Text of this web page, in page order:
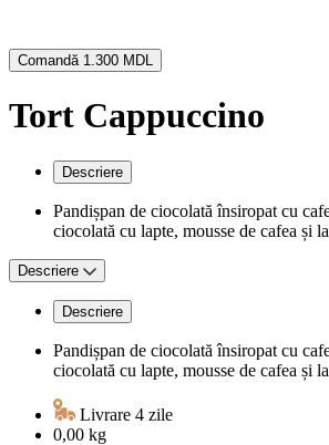
Comandă 1.300 MDL
Tort Cappuccino
Descriere
Pandișpan de ciocolată însiropat cu
ciocolată cu lapte, mousse de cafea și
Descriere
Descriere
Pandișpan de ciocolată însiropat cu
ciocolată cu lapte, mousse de cafea și
Livrare 4 zile
0,00 kg